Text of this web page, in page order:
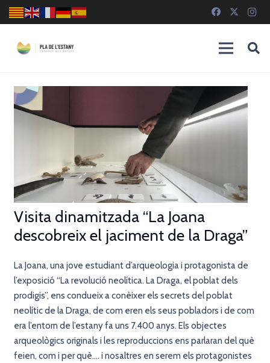
Visita dinamitzada “La Joana
descobreix el jaciment de la Draga”
La Joana, una jove estudiant d’arqueologia i protagonista de
l’exposició “La revolució neolítica. La Draga, el poblat dels
prodigis”, ens condueix a conèixer els secrets del poblat
neolític de la Draga, de com eren els seus pobladors i de com
era l’entorn de l’estany fa uns 7.400 anys. Els objectes
arqueològics originals i les reproduccions ens parlaran del què
feien, com i per què…. i nosaltres en serem els protagonistes